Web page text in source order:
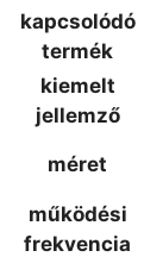
kapcsolódó
termék
kiemelt
jellemző
méret
működési
frekvencia